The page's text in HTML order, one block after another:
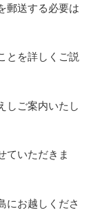
郵送する必要は
とを詳しくご説
しご案内いたし
ていただきま
にお越しくださ